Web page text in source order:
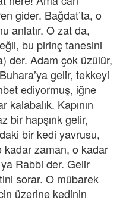
gider. Bağdat’ta, o
anlatır. O zat da,
bu pirinç tanesini
der. Adam çok üzülür,
gelir, tekkeyi
ediyormuş, iğne
Kapının
bir hapşırık gelir,
bir kedi yavrusu,
kadar zaman, o kadar
ya Rabbi der. Gelir
sorar. O mübarek
üzerine kedinin